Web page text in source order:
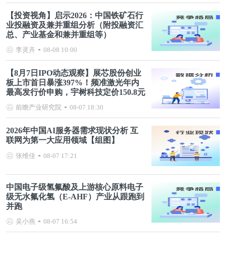
【投资视角】启示2026：中国铁矿石行
业投融资及兼并重组分析（附投融资汇
总、产业基金和兼并重组等）
李灵卉 08-08 10:00
【8月7日IPO动态观察】展芯股份创业
板上市首日暴涨397%！频准激光年内
最高发行价申购，宇树科技定价150.8元
前瞻产业研究院 08-07 18:30
2026年中国AI服务器需求现状分析 互
联网为第一大应用领域【组图】
张维佳 08-07 17:21
中国电子级氢氟酸及上游核心原料电子
级无水氟化氢（E-AHF）产业从跟跑到
并跑
吴小燕 08-07 16:54